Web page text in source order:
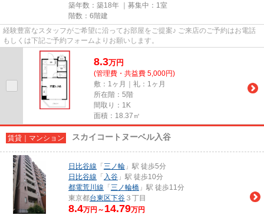
築年数：築18年 ｜募集中： 1室
階数：6階建
経験豊富なスタッフがご希望に沿ってお部屋をご提案♪ ご来店のご予約はお電話
もしくは下記ご予約フォームよりお願いします。
8.3万円
(管理費・共益費 5,000円)
敷：1ヶ月｜礼：1ヶ月
所在階：5階
間取り：1K
面積：18.37㎡
賃貸｜マンション スカイコートヌーベル入谷
日比谷線 「 三ノ輪 」駅 徒歩5分
日比谷線 「 入谷 」駅 徒歩10分
都電荒川線 「 三ノ輪橋 」駅 徒歩11分
東京都台東区下谷 ３丁目
8.4万円～ 14.79万円